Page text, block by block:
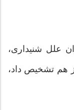
علل شنیداری،
هم تشخیص داد،